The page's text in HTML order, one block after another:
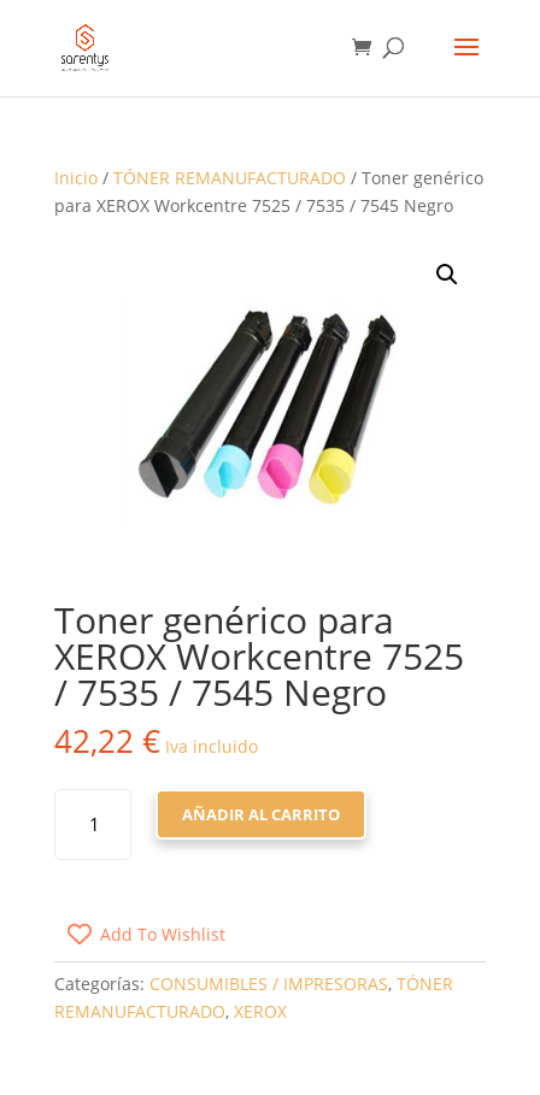
PRODUCTOS
Inicio/ TÓNER REMANUFACTURADO / Toner genérico
para XEROX Workcentre 7525 / 7535 / 7545 Negro
Toner genérico para
XEROX Workcentre 7525
/ 7535 / 7545 Negro
42,22 € Iva incluido
GENÉRICO
7525
/
7535
/
AÑADIR AL CARRITO
Add To Wishlist
Categorías: CONSUMIBLES / IMPRESORAS, TÓNER
REMANUFACTURADO, XEROX